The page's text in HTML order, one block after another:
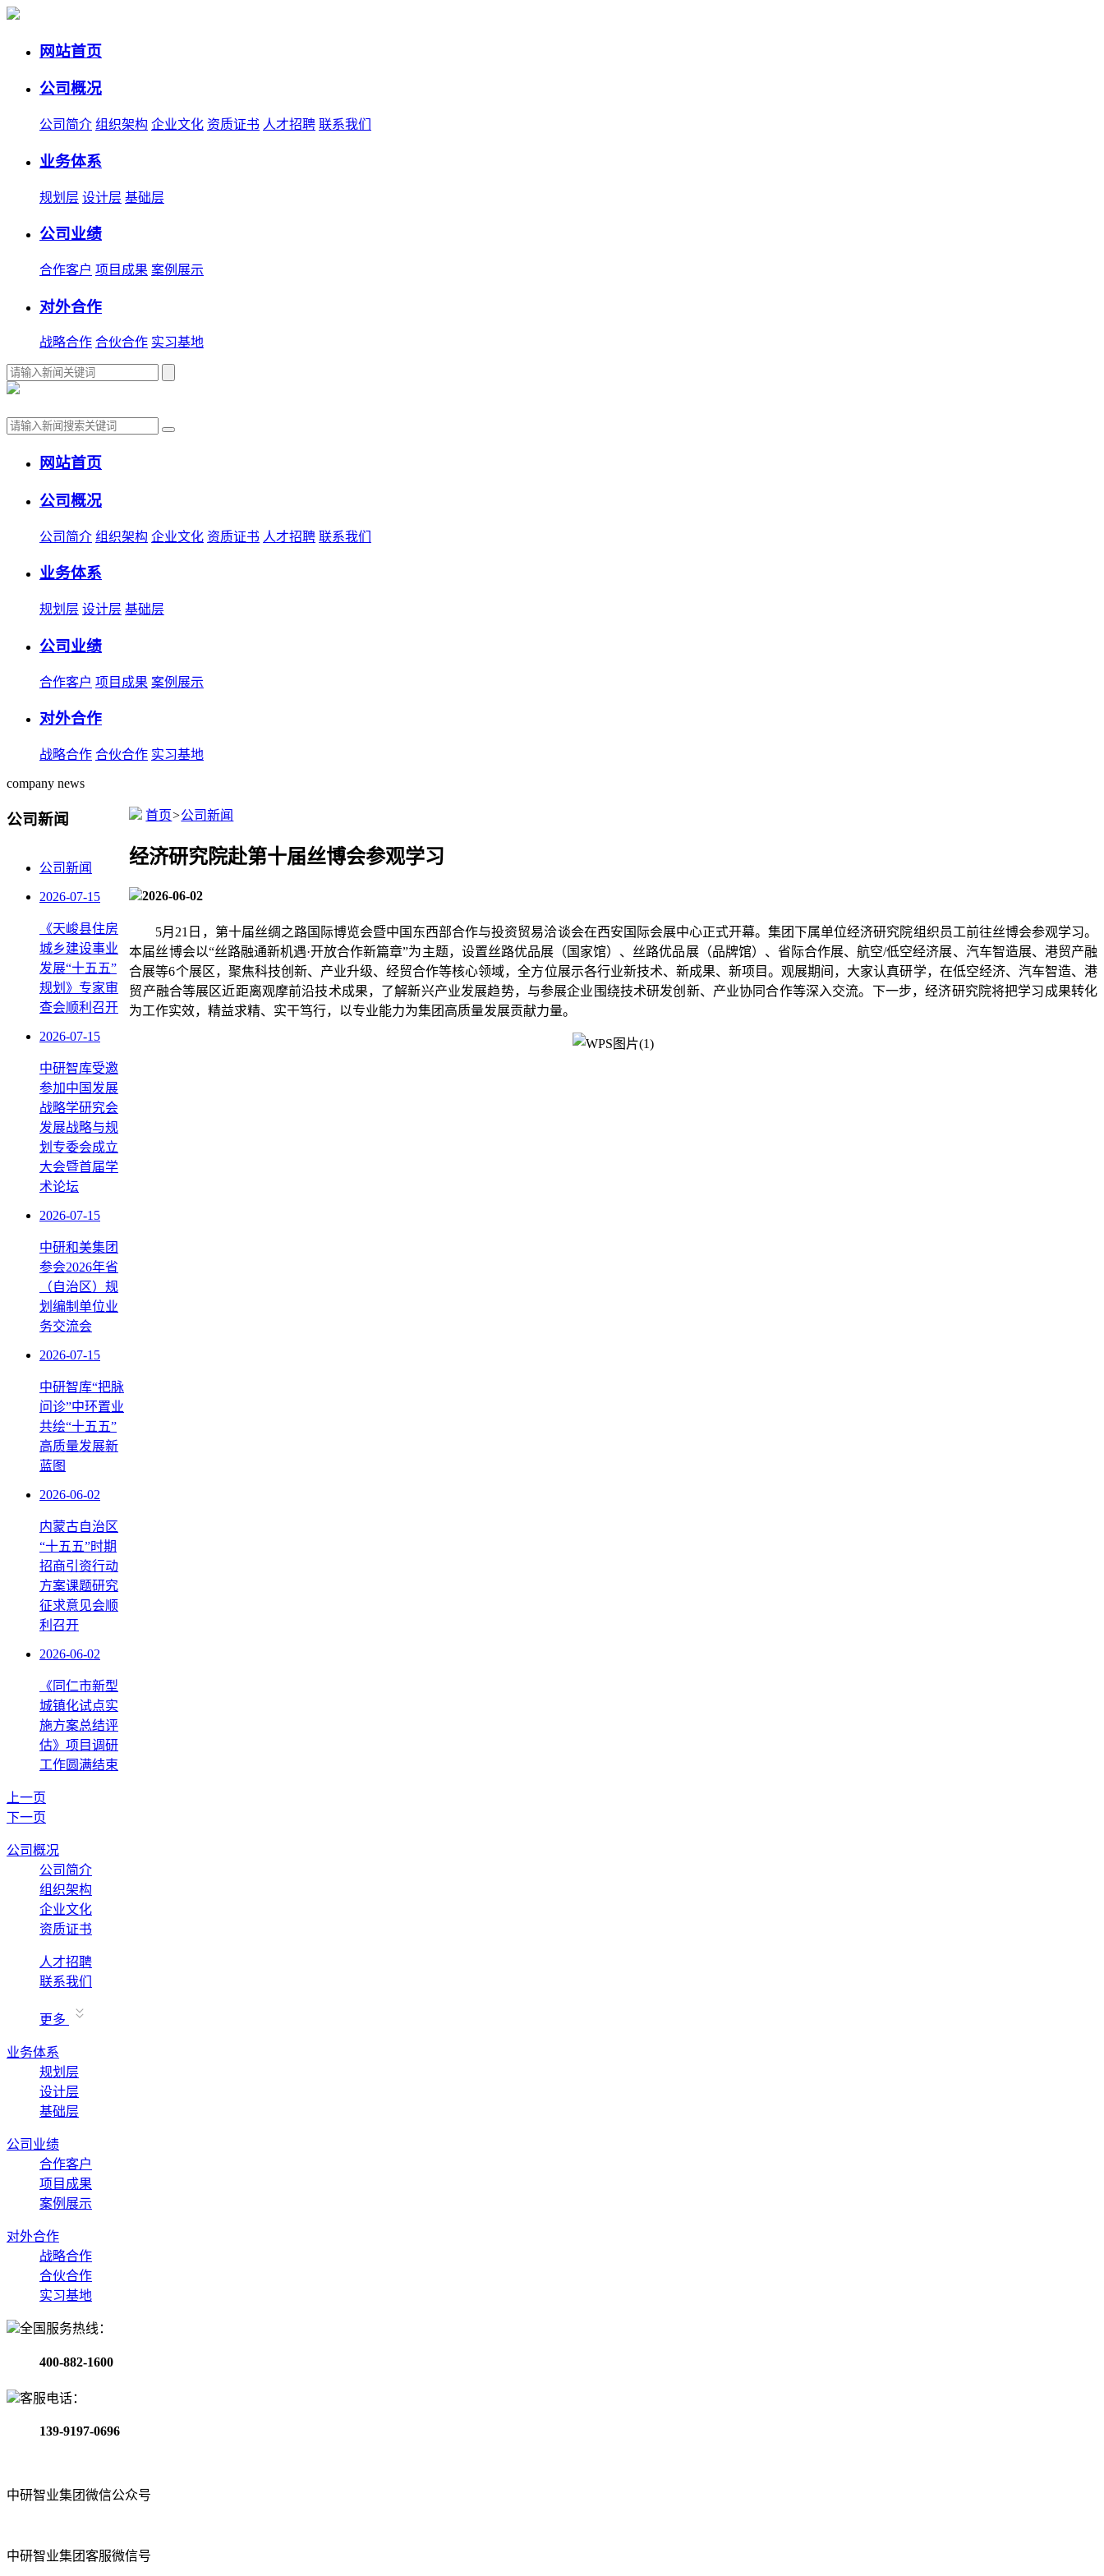
网站首页
公司概况
公司简介 组织架构 企业文化 资质证书 人才招聘 联系我们
业务体系
规划层 设计层 基础层
公司业绩
合作客户 项目成果 案例展示
对外合作
战略合作 合伙合作 实习基地
网站首页
公司概况
公司简介 组织架构 企业文化 资质证书 人才招聘 联系我们
业务体系
规划层 设计层 基础层
公司业绩
合作客户 项目成果 案例展示
对外合作
战略合作 合伙合作 实习基地
company news
公司新闻
公司新闻
2026-07-15
《天峻县住房
城乡建设事业
发展“十五五”
规划》专家审
查会顺利召开
2026-07-15
中研智库受邀
参加中国发展
战略学研究会
发展战略与规
划专委会成立
大会暨首届学
术论坛
2026-07-15
中研和美集团
参会2026年省
（自治区）规
划编制单位业
务交流会
2026-07-15
中研智库“把脉
问诊”中环置业
共绘“十五五”
高质量发展新
蓝图
2026-06-02
内蒙古自治区
“十五五”时期
招商引资行动
方案课题研究
征求意见会顺
利召开
2026-06-02
《同仁市新型
城镇化试点实
施方案总结评
估》项目调研
工作圆满结束
上一页
下一页
首页>公司新闻
经济研究院赴第十届丝博会参观学习
2026-06-02
5月21日，第十届丝绸之路国际博览会暨中国东西部合作与投资贸易洽谈会在西安国际会展中心正式开幕。集团下属单位经济研究院组织员工前往丝博会参观学习。
本届丝博会以“丝路融通新机遇·开放合作新篇章”为主题，设置丝路优品展（国家馆）、丝路优品展（品牌馆）、省际合作展、航空/低空经济展、汽车智造展、港贸产融
合展等6个展区，聚焦科技创新、产业升级、经贸合作等核心领域，全方位展示各行业新技术、新成果、新项目。观展期间，大家认真研学，在低空经济、汽车智造、港
贸产融合等展区近距离观摩前沿技术成果，了解新兴产业发展趋势，与参展企业围绕技术研发创新、产业协同合作等深入交流。下一步，经济研究院将把学习成果转化
为工作实效，精益求精、实干笃行，以专业能力为集团高质量发展贡献力量。
公司概况
公司简介
组织架构
企业文化
资质证书
人才招聘
联系我们
更多
业务体系
规划层
设计层
基础层
公司业绩
合作客户
项目成果
案例展示
对外合作
战略合作
合伙合作
实习基地
全国服务热线：
400-882-1600
客服电话：
139-9197-0696
中研智业集团微信公众号
中研智业集团客服微信号